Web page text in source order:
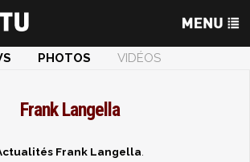
PHOTOS
VIDÉOS
Frank Langella
Frank Langella